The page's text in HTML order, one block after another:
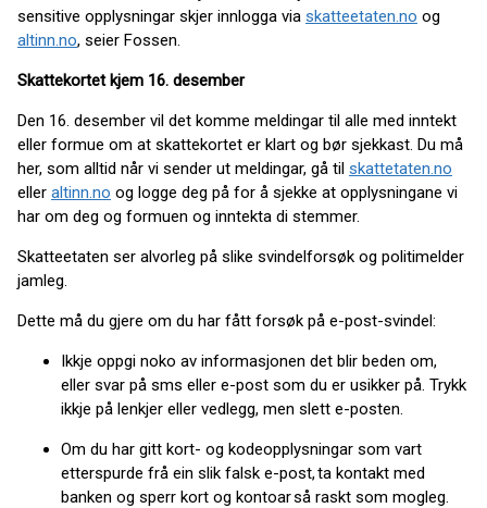
sensitive opplysningar skjer innlogga via skatteetaten.no og
altinn.no, seier Fossen.
Skattekortet kjem 16. desember
Den 16. desember vil det komme meldingar til alle med inntekt
eller formue om at skattekortet er klart og bør sjekkast. Du må
her, som alltid når vi sender ut meldingar, gå til skattetaten.no
eller altinn.no og logge deg på for å sjekke at opplysningane vi
har om deg og formuen og inntekta di stemmer.
Skatteetaten ser alvorleg på slike svindelforsøk og politimelder
jamleg.
Dette må du gjere om du har fått forsøk på e-post-svindel:
Ikkje oppgi noko av informasjonen det blir beden om,
eller svar på sms eller e-post som du er usikker på. Trykk
ikkje på lenkjer eller vedlegg, men slett e-posten.
Om du har gitt kort- og kodeopplysningar som vart
etterspurde frå ein slik falsk e-post, ta kontakt med
banken og sperr kort og kontoar så raskt som mogleg.